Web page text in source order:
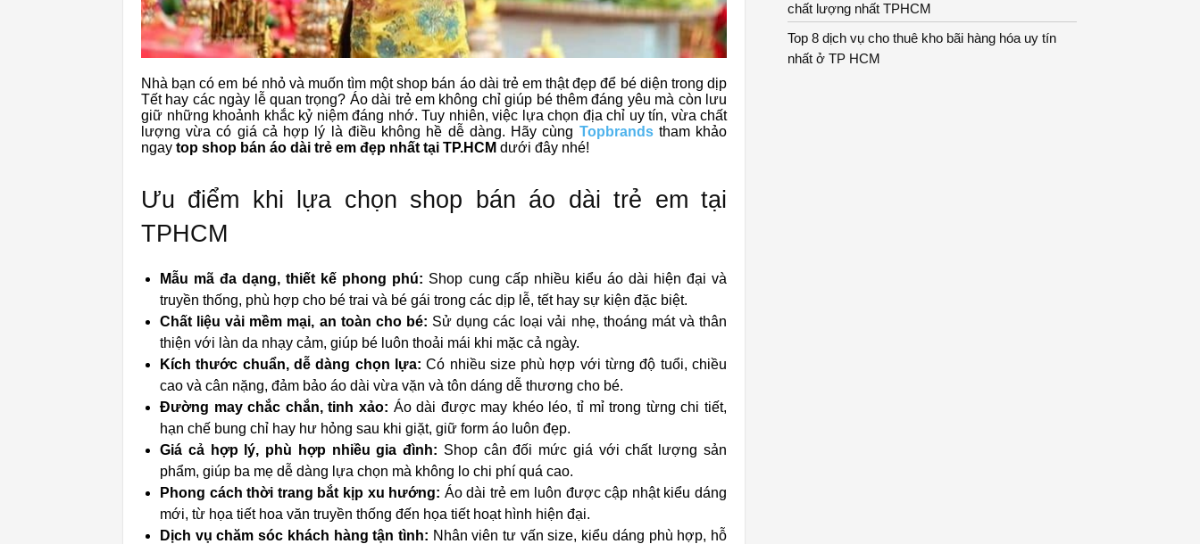
Nhà bạn có em bé nhỏ và muốn tìm một shop bán áo dài trẻ em thật đẹp để bé diện trong dịp
Tết hay các ngày lễ quan trọng? Áo dài trẻ em không chỉ giúp bé thêm đáng yêu mà còn lưu
giữ những khoảnh khắc kỷ niệm đáng nhớ. Tuy nhiên, việc lựa chọn địa chỉ uy tín, vừa chất
lượng vừa có giá cả hợp lý là điều không hề dễ dàng. Hãy cùng Topbrandstham khảo
ngay top shop bán áo dài trẻ em đẹp nhất tại TP.HCM dưới đây nhé!
Ưu điểm khi lựa chọn shop bán áo dài trẻ em tại
TPHCM
Mẫu mã đa dạng, thiết kế phong phú: Shop cung cấp nhiều kiểu áo dài hiện đại và
truyền thống, phù hợp cho bé trai và bé gái trong các dịp lễ, tết hay sự kiện đặc biệt.
Chất liệu vải mềm mại, an toàn cho bé: Sử dụng các loại vải nhẹ, thoáng mát và thân
thiện với làn da nhạy cảm, giúp bé luôn thoải mái khi mặc cả ngày.
Kích thước chuẩn, dễ dàng chọn lựa: Có nhiều size phù hợp với từng độ tuổi, chiều
cao và cân nặng, đảm bảo áo dài vừa vặn và tôn dáng dễ thương cho bé.
Đường may chắc chắn, tinh xảo: Áo dài được may khéo léo, tỉ mỉ trong từng chi tiết,
hạn chế bung chỉ hay hư hỏng sau khi giặt, giữ form áo luôn đẹp.
Giá cả hợp lý, phù hợp nhiều gia đình: Shop cân đối mức giá với chất lượng sản
phẩm, giúp ba mẹ dễ dàng lựa chọn mà không lo chi phí quá cao.
Phong cách thời trang bắt kịp xu hướng: Áo dài trẻ em luôn được cập nhật kiểu dáng
mới, từ họa tiết hoa văn truyền thống đến họa tiết hoạt hình hiện đại.
Dịch vụ chăm sóc khách hàng tận tình: Nhân viên tư vấn size, kiểu dáng phù hợp, hỗ
chất lượng nhất TPHCM
Top 8 dịch vụ cho thuê kho bãi hàng hóa uy tín
nhất ở TP HCM